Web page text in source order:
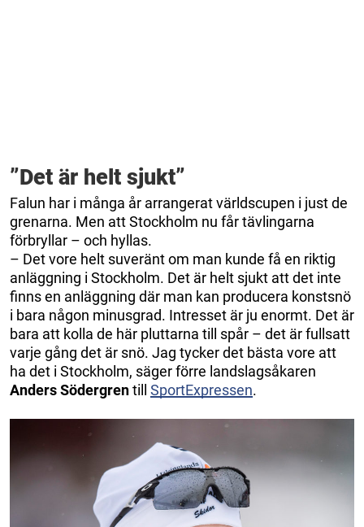
”Det är helt sjukt”
Falun har i många år arrangerat världscupen i just de
grenarna. Men att Stockholm nu får tävlingarna
förbryllar – och hyllas.
– Det vore helt suveränt om man kunde få en riktig
anläggning i Stockholm. Det är helt sjukt att det inte
finns en anläggning där man kan producera konstsnö
i bara någon minusgrad. Intresset är ju enormt. Det är
bara att kolla de här pluttarna till spår – det är fullsatt
varje gång det är snö. Jag tycker det bästa vore att
ha det i Stockholm, säger förre landslagsåkaren
Anders Södergrentill SportExpressen.